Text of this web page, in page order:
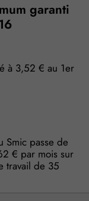
garanti
à 3,52 € au 1er
Smic passe de
€ par mois sur
travail de 35